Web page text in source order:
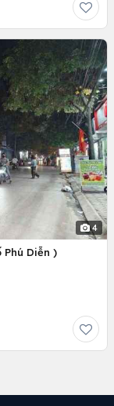
4
Phú Diễn )